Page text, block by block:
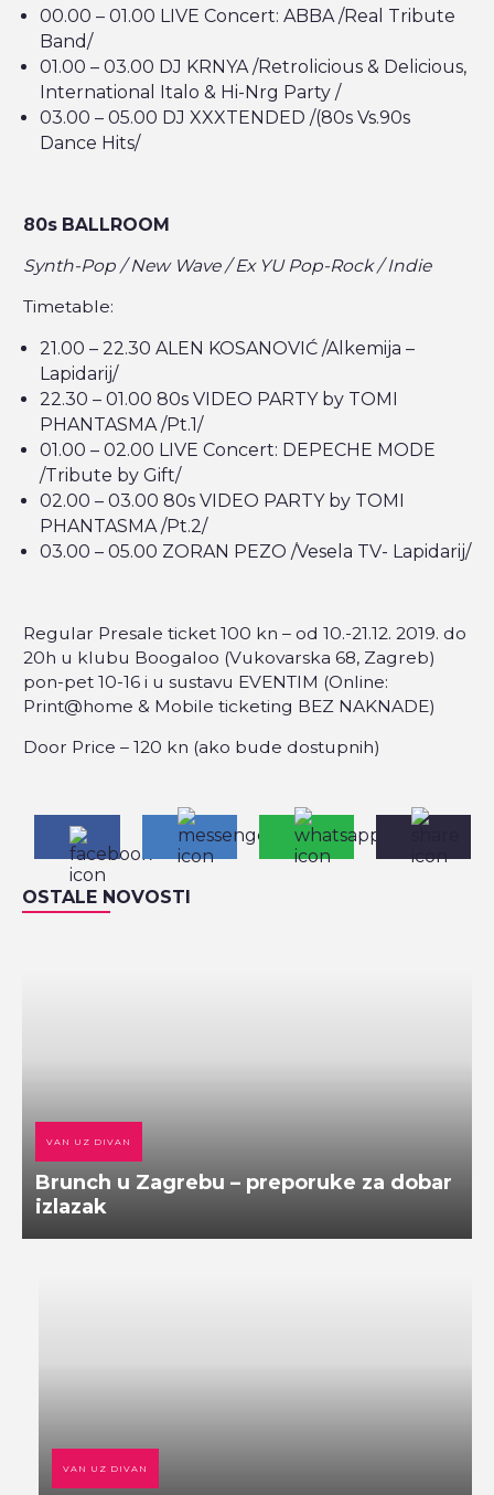
00.00 – 01.00 LIVE Concert: ABBA /Real Tribute
Band/
01.00 – 03.00 DJ KRNYA /Retrolicious & Delicious,
International Italo & Hi-Nrg Party /
03.00 – 05.00 DJ XXXTENDED /(80s Vs.90s
Dance Hits/
80s BALLROOM
Synth-Pop / New Wave / Ex YU Pop-Rock / Indie
Timetable:
21.00 – 22.30 ALEN KOSANOVIĆ /Alkemija –
Lapidarij/
22.30 – 01.00 80s VIDEO PARTY by TOMI
PHANTASMA /Pt.1/
01.00 – 02.00 LIVE Concert: DEPECHE MODE
/Tribute by Gift/
02.00 – 03.00 80s VIDEO PARTY by TOMI
PHANTASMA /Pt.2/
03.00 – 05.00 ZORAN PEZO /Vesela TV- Lapidarij/
Regular Presale ticket 100 kn – od 10.-21.12. 2019. do
20h u klubu Boogaloo (Vukovarska 68, Zagreb)
pon-pet 10-16 i u sustavu EVENTIM (Online:
Print@home & Mobile ticketing BEZ NAKNADE)
Door Price – 120 kn (ako bude dostupnih)
OSTALE NOVOSTI
VAN UZ DIVAN
Brunch u Zagrebu – preporuke za dobar
izlazak
VAN UZ DIVAN